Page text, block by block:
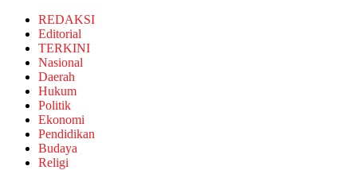
REDAKSI
Editorial
TERKINI
Nasional
Daerah
Hukum
Politik
Ekonomi
Pendidikan
Budaya
Religi